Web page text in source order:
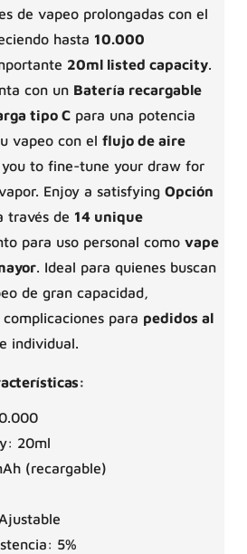
de vapeo prolongadas con el
hasta 10.000
20ml listed capacity.
con un Batería recargable
tipo C para una potencia
vapeo con el flujo de aire
to fine-tune your draw for
Enjoy a satisfying Opción
través de 14 unique
para uso personal como vape
. Ideal para quienes buscan
de gran capacidad,
para pedidos al
individual.
20ml
(recargable)
5%